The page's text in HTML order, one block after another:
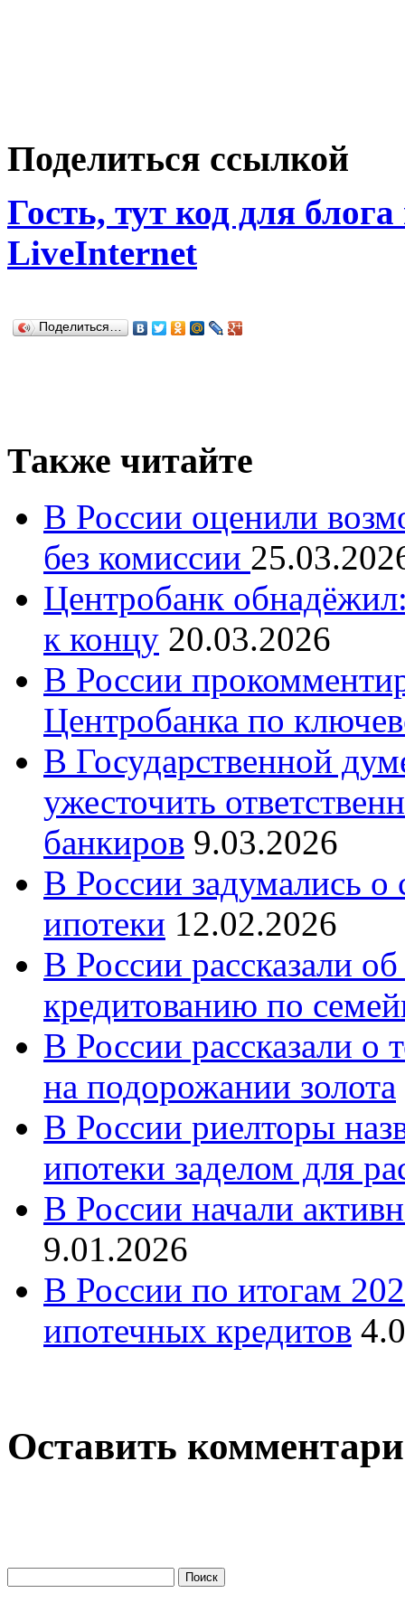
Поделиться ссылкой
Гость, тут код для
LiveInternet
Поделиться…
Также читайте
В России оценили
без комиссии
Центробанк
к концу 20.03.2026
В России
Центробанка по
В Государственной
ужесточить
банкиров 9.03.2026
В России задумались
ипотеки 12.02.2026
В России рассказали
кредитованию по
В России рассказали о
на подорожании золота
В России риелторы
ипотеки заделом для
В России начали
9.01.2026
В России по итогам
ипотечных кредитов
Оставить